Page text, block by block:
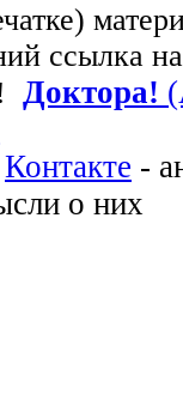
ссылка
Доктора!
Контакте -
о них